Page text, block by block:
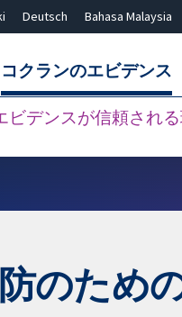
Deutsch Bahasa Malaysia
コクランのエビデンス
ビデンスが信頼され
のため